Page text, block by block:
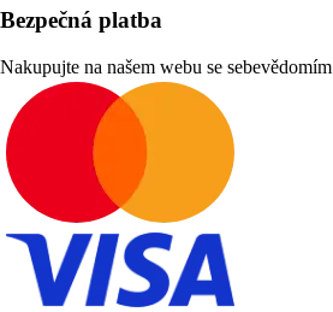
Bezpečná platba
Nakupujte na našem webu se sebevědomím